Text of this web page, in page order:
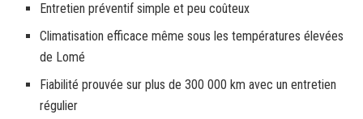
Entretien préventif simple et peu coûteux
Climatisation efficace même sous les températures élevées
de Lomé
Fiabilité prouvée sur plus de 300 000 km avec un entretien
régulier